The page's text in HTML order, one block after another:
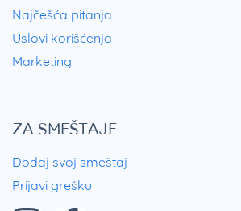
Najčešća pitanja
Uslovi korišćenja
Marketing
ZA SMEŠTAJE
Dodaj svoj smeštaj
Prijavi grešku